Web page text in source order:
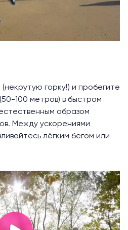
горку!) и пробегите
100 метров) в быстром
образом
Между ускорениями
лёгким бегом или